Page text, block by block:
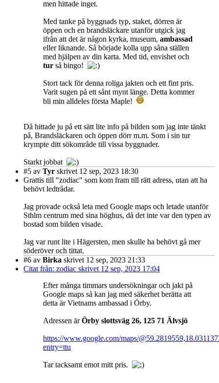
men hittade inget.
Med tanke på byggnads typ, staket, dörren är
öppen och en brandsläckare utanför utgick jag
ifrån att det är någon kyrka, museum, ambassad
eller liknande. Så började kolla upp såna ställen
med hjälpen av din karta. Med tid, envishet och
tur så bingo!
Stort tack för denna roliga jakten och ett fint pris.
Varit sugen på ett sånt mynt länge. Detta kommer
bli min alldeles första Maple!
Då hittade ju på ett sätt lite info på bilden som jag inte tänkt
på, Brandsläckaren och öppen dörr m.m. Som i sin tur
krympte ditt sökområde till vissa byggnader.
Starkt jobbat
#5 av Tyr skrivet 12 sep, 2023 18:30
Grattis till "zodiac" som kom fram till rätt adress, utan att ha
behövt ledtrådar.
Jag provade också leta med Google maps och letade utanför
Sthlm centrum med sina höghus, då det inte var den typen av
bostad som bilden visade.
Jag var runt lite i Hägersten, men skulle ha behövt gå mer
söderöver och tittat.
#6 av Birka skrivet 12 sep, 2023 21:33
Citat från: zodiac skrivet 12 sep, 2023 17:04
Efter många timmars undersökningar och jakt på
Google maps så kan jag med säkerhet berätta att
detta är Vietnams ambassad i Örby.
Adressen ärÖrby slottsväg 26, 125 71 Älvsjö
https://www.google.com/maps/
entry=ttu
Tar tacksamt emot mitt pris.